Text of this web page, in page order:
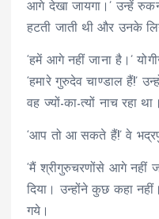
आगे देखा जायगा।’ उन्हें
हटती जाती थी और उनके
‘हमें आगे नहीं जाना है।’
‘हमारे गुरुदेव चाण्डाल हैं!’
वह ज्यों-का-त्यों नाच रहा था।
‘आप तो आ सकते हैं!’ वे
‘मैं श्रीगुरुचरणोंसे आगे नहीं
दिया। उन्होंने कुछ कहा
गये।